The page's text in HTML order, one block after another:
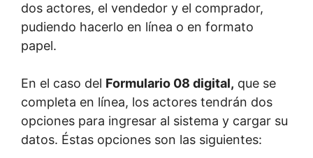
dos actores, el vendedor y el comprador,
pudiendo hacerlo en línea o en formato
papel.
En el caso del Formulario 08 digital, que se
completa en línea, los actores tendrán dos
opciones para ingresar al sistema y cargar su
datos. Éstas opciones son las siguientes: